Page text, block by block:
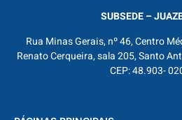
SUBSEDE –
Rua Minas Gerais, nº 46, Centro
Renato Cerqueira, sala 205, Santo
CEP: 48.903-